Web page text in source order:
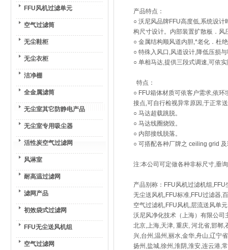
FFU风机过滤单元
空气过滤筒
无尘鞋柜
无尘衣柜
洁净棚
全金属滤筒
无尘室其它防静电产品
无尘室专用吸尘器
活性炭空气过滤网
风淋室
耐高温过滤网
滤网产品
初效袋式过滤网
FFU无尘送风机组
空气过滤网
产品特点：
○ 沃尼风品牌FFU高度低,系统设
构尺寸设计。内部装置扩散板．风
○ 金属结构顺风道内胆,*老化．杜
○ 特殊入风口,风道设计,降低压损
○ 单相马达,提供三段式调速,可依
特点：
○ FFU箱体材质可依客户需求,依
接点,可自行检视异常原因,于正常
○ 马达超载跳脱。
○ 马达线圈烧毀。
○ 内部接线脱落。
○ 可搭配各种厂牌之 ceiling grid
注:本公司可定做各种非标尺寸,垂
产品别称：FFU风机过滤机组
无尘送风机,FFU标准,FFU过滤器,
空气过滤机,FFU风机,层流送风单
沃尼风净化技术（上海）有限公司
北京,上海,天津, 重庆, 河北省,邯郸
兴,台州,温州,丽水,金华,舟山,辽宁
扬州,盐城,徐州,淮阴,淮安,连云港,